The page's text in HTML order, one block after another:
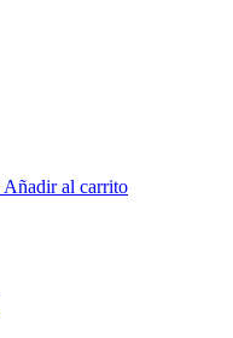
Añadir al carrito